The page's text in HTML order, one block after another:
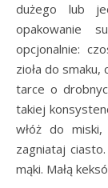
dużego lub
opakowanie
opcjonalnie:
zioła do
tarce o
takiej
włóż do
zagniataj
mąki. Małą